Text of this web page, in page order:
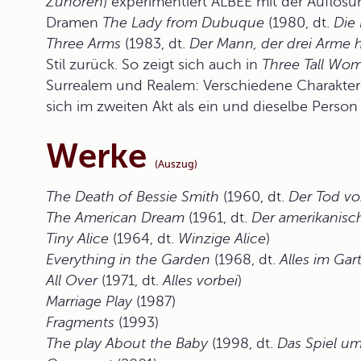
Dramen The Lady from Dubuque (1980, dt. Die
Three Arms (1983, dt. Der Mann, der drei Arme
Stil zurück. So zeigt sich auch in Three Tall
Surrealem und Realem: Verschiedene
sich im zweiten Akt als ein und dieselbe
Werke (Auszug)
The Death of Bessie Smith (1960, dt. Der Tod
The American Dream (1961, dt. Der
Tiny Alice (1964, dt. Winzige Alice)
Everything in the Garden (1968, dt.Alles im
All Over(1971, dt.Alles vorbei)
Marriage Play(1987)
Fragments (1993)
The play About the Baby(1998, dt. Das Spiel